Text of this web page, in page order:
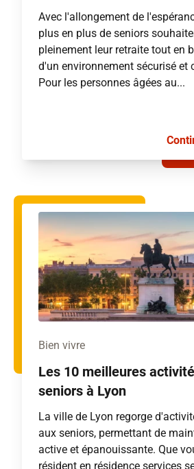
Avec l'allongement de
plus en plus de seniors
pleinement leur retraite tout en
d'un environnement sécurisé et
Pour les personnes âgées au...
Bien vivre
Les 10 meilleures
seniors à Lyon
La ville de Lyon regorge
aux seniors, permettant de
active et épanouissante. Que
résident en résidence services